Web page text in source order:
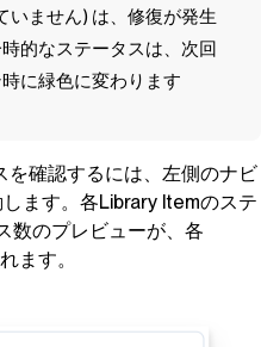
いません) は、修復が発生
的なステータスは、次回
に緑色に変わります
を確認するには、左側のナビ
ます。各Library Itemのステ
数のプレビューが、各
ます。